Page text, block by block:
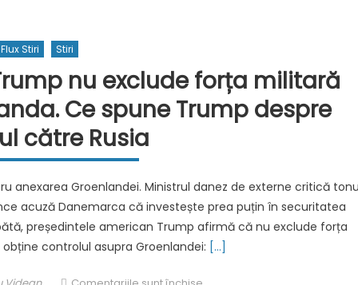
de
la
Ankara:
controleze
Președintele
american
o
Flux Stiri Stiri
nu exclude forța militară
Ce spune Trump despre
către Rusia
anexarea Groenlandei. Ministrul danez de externe critică
acuză Danemarca că investește prea puțin în securitatea
președintele american Trump afirmă că nu exclude forța
controlul asupra Groenlandei: […]